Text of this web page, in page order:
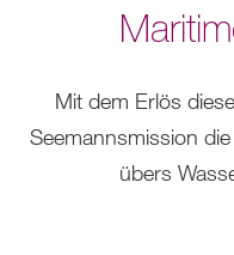
Mit dem Erlös
Seemannsmission
übers